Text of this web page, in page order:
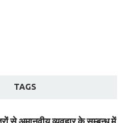
TAGS